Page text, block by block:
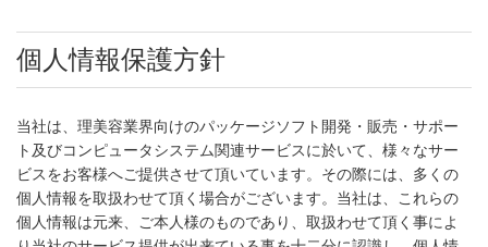
個人情報保護方針
当社は、理美容業界向けのパッケージソフト開発・販売・サポー
ト及びコンピュータシステム関連サービスに於いて、様々なサー
ビスをお客様へご提供させて頂いています。その際には、多くの
個人情報を取扱わせて頂く場合がございます。当社は、これらの
個人情報は元来、ご本人様のものであり、取扱わせて頂く事によ